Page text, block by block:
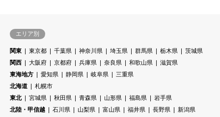
エリア別
関東 東京都 千葉県 神奈川県 埼玉県 群馬県 栃木県
茨城県
関西
大阪府 京都府 兵庫県 奈良県 和歌山県
滋賀県
東海地方
愛知県 静岡県 岐阜県
三重県
北海道
札幌市
東北
宮城県 秋田県 青森県 山形県 福島県
岩手県
北陸・甲信越
石川県 山梨県 富山県 福井県 長野県
新潟県